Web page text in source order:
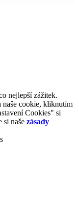
nejlepší zážitek.
naše cookie, kliknutím
Cookies" si
si naše zásady